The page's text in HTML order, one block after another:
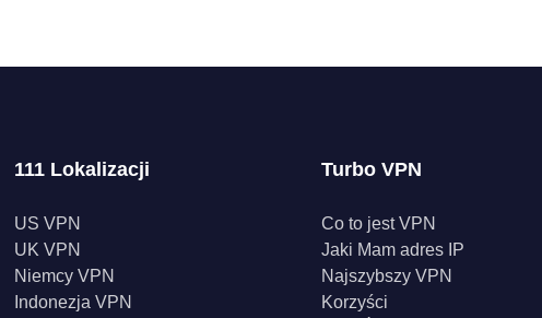
111 Lokalizacji
US VPN
UK VPN
Niemcy VPN
Indonezja VPN
Turbo VPN
Co to jest VPN
Jaki Mam adres IP
Najszybszy VPN
Korzyści